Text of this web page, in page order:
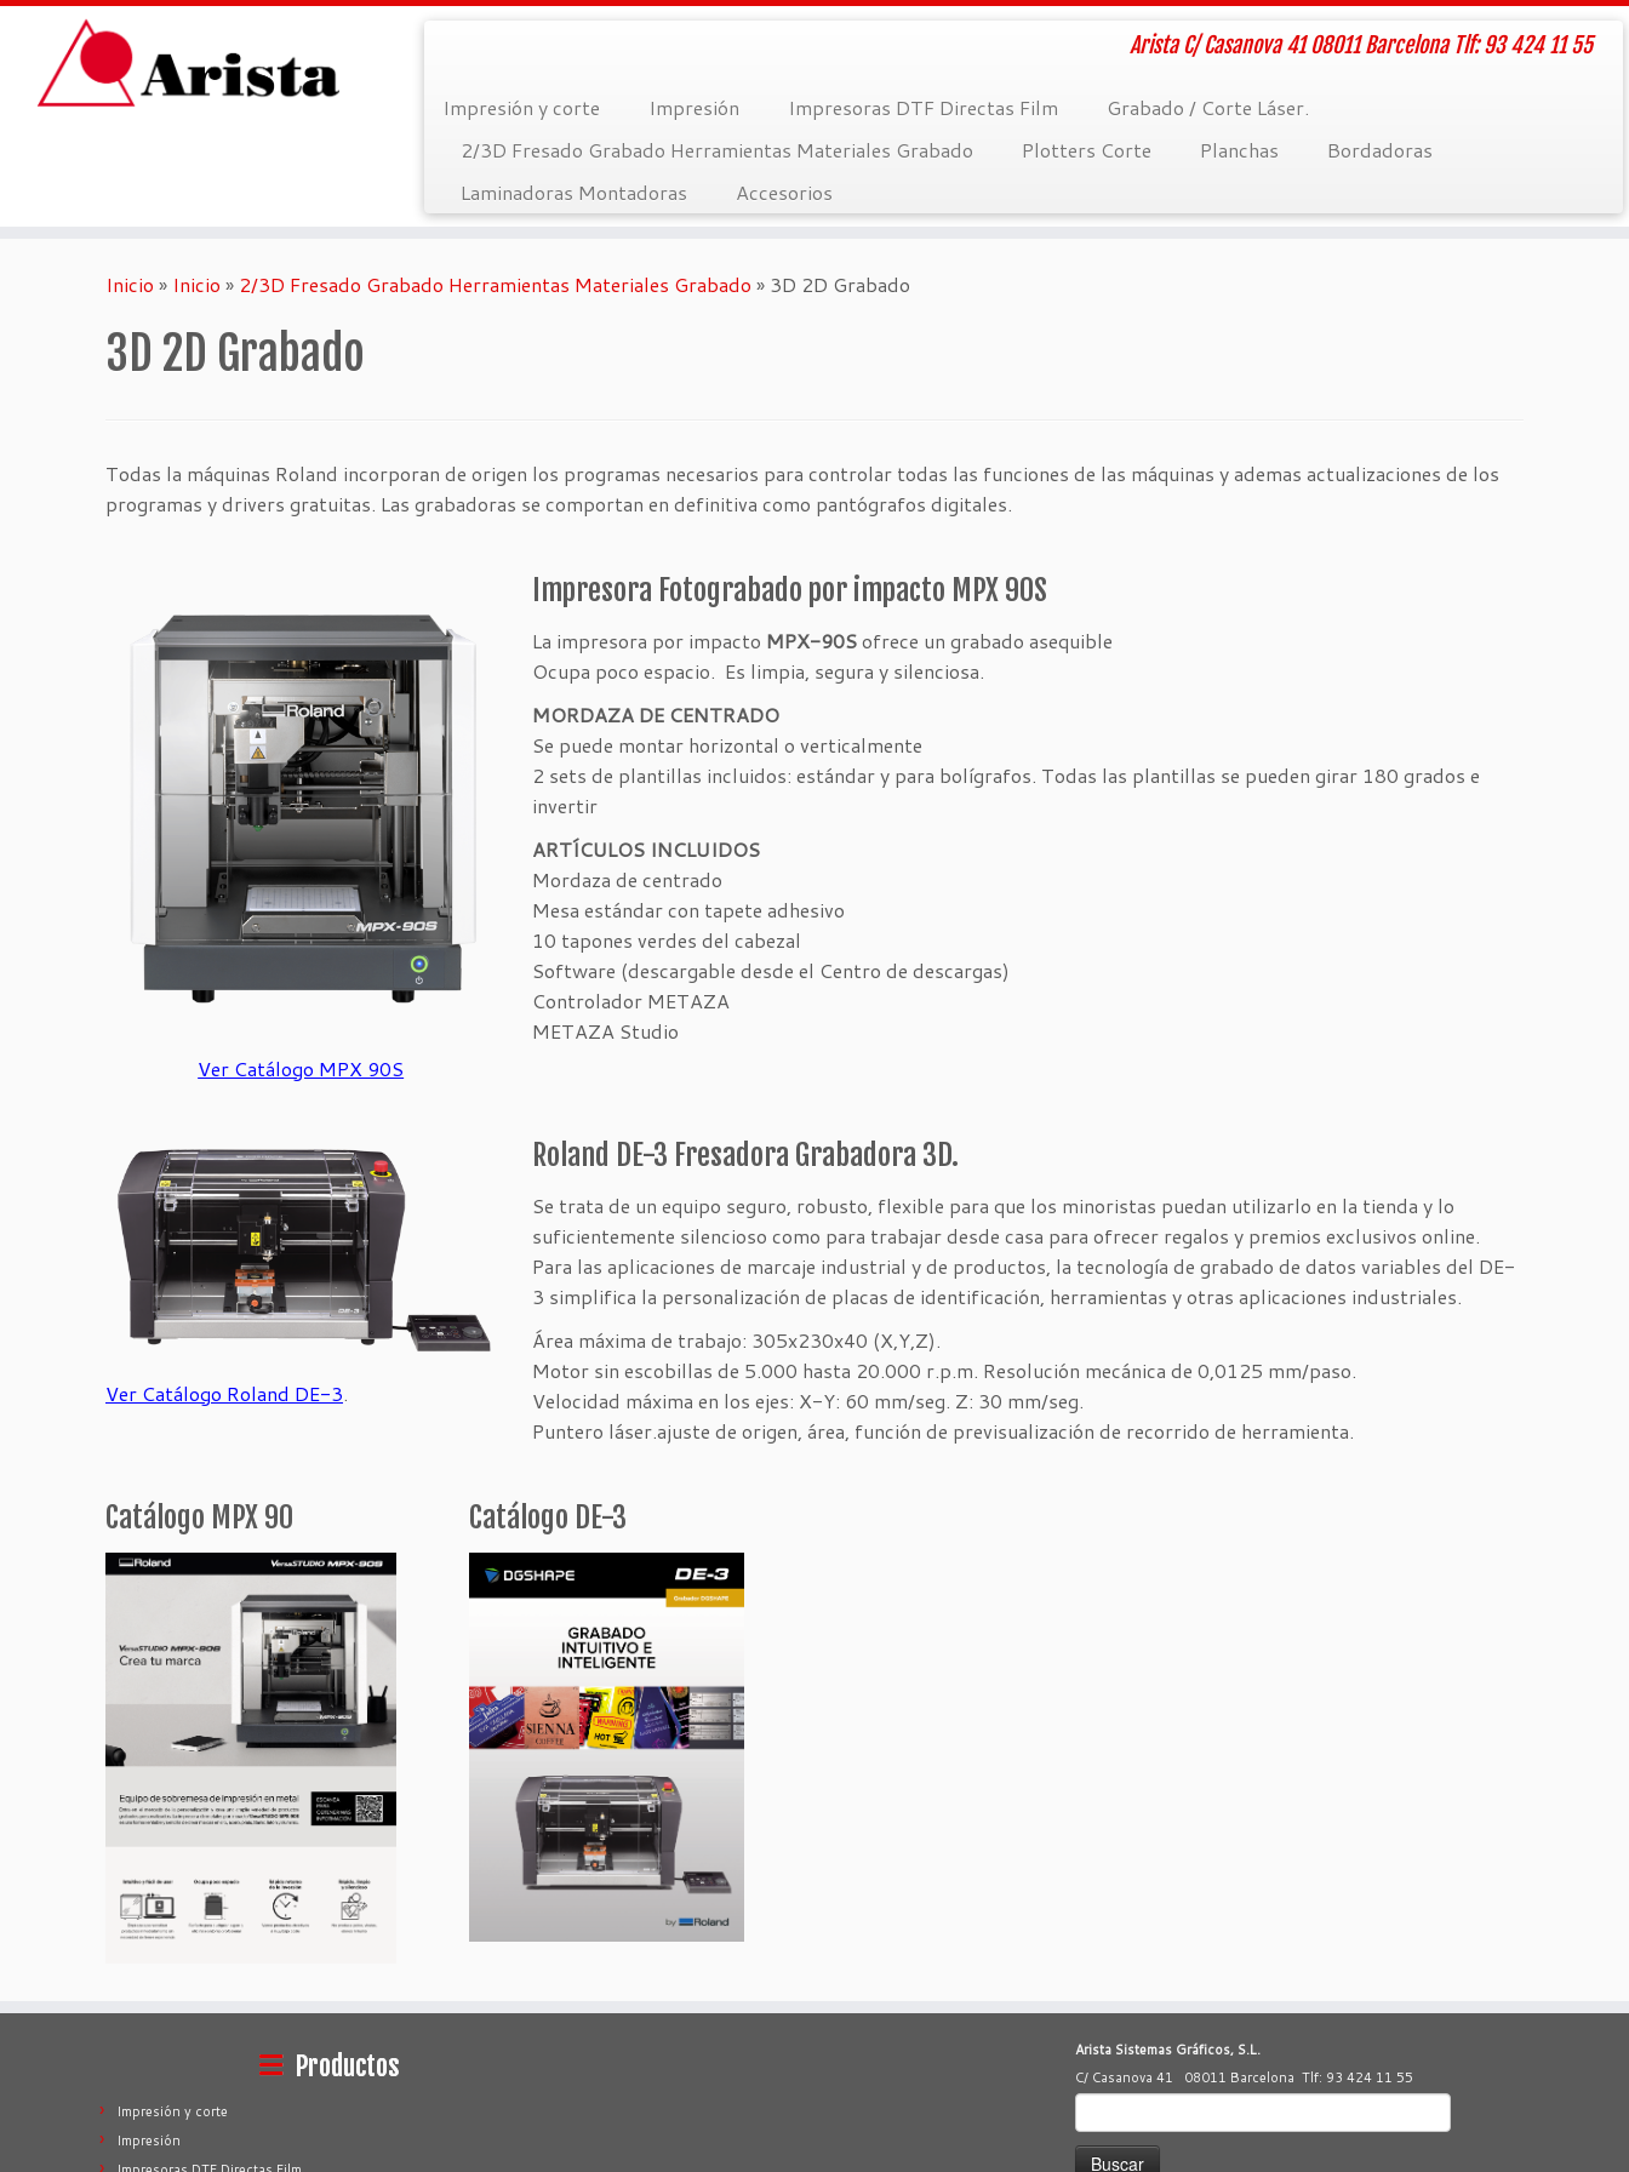
Arista C/ Casanova 41 08011 Barcelona Tlf: 93 424 11 55
Impresión y corte Impresión Impresoras DTF Directas Film
Grabado / Corte Láser.
2/3D Fresado Grabado Herramientas Materiales Grabado
Plotters Corte Planchas
Bordadoras
Laminadoras Montadoras
Accesorios
Inicio » Inicio » 2/3D Fresado Grabado Herramientas Materiales Grabado » 3D 2D Grabado
3D 2D Grabado
Todas la máquinas Roland incorporan de origen los programas necesarios para controlar todas las funciones de las máquinas y ademas actualizaciones de los
programas y drivers gratuitas. Las grabadoras se comportan en definitiva como pantógrafos digitales.
Ver Catálogo MPX 90S
Impresora Fotograbado por impacto MPX 90S
La impresora por impacto MPX-90Sofrece un grabado asequible
Ocupa poco espacio. Es limpia, segura y silenciosa.
MORDAZA DE CENTRADO
Se puede montar horizontal o verticalmente
2 sets de plantillas incluidos: estándar y para bolígrafos. Todas las plantillas se pueden girar 180 grados e
invertir
ARTÍCULOS INCLUIDOS
Mordaza de centrado
Mesa estándar con tapete adhesivo
10 tapones verdes del cabezal
Software (descargable desde el Centro de descargas)
Controlador METAZA
METAZA Studio
Ver Catálogo Roland DE-3.
Roland DE-3 Fresadora Grabadora 3D.
Se trata de un equipo seguro, robusto, flexible para que los minoristas puedan utilizarlo en la tienda y lo
suficientemente silencioso como para trabajar desde casa para ofrecer regalos y premios exclusivos online.
Para las aplicaciones de marcaje industrial y de productos, la tecnología de grabado de datos variables del DE-
3 simplifica la personalización de placas de identificación, herramientas y otras aplicaciones industriales.
Área máxima de trabajo: 305x230x40 (X,Y,Z).
Motor sin escobillas de 5.000 hasta 20.000 r.p.m. Resolución mecánica de 0,0125 mm/paso.
Velocidad máxima en los ejes: X-Y: 60 mm/seg. Z: 30 mm/seg.
Puntero láser.ajuste de origen, área, función de previsualización de recorrido de herramienta.
Catálogo MPX 90 Catálogo DE-3
Productos
Impresión y corte
Impresión
Arista Sistemas Gráficos, S.L.
C/ Casanova 41 08011 Barcelona Tlf: 93 424 11 55